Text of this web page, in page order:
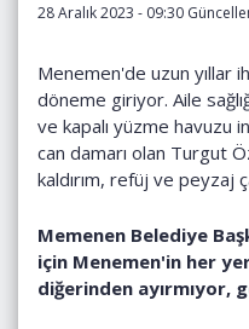
28 Aralık 2023 - 09:30
Menemen'de uzun yıllar
döneme giriyor. Aile
ve kapalı yüzme havuzu
can damarı olan Turgut
kaldırım, refüj ve peyzaj
Memenen Belediye
için Menemen'in her
diğerinden ayırmıyor,